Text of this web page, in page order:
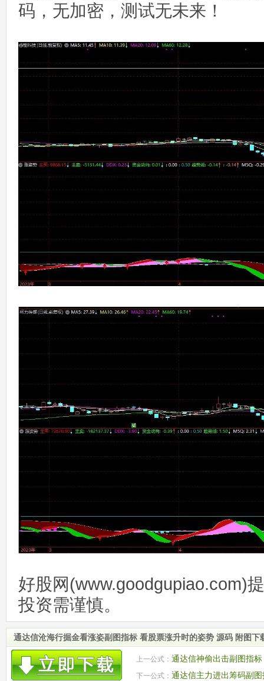
码，无加密，测试无未来！
好股网(www.goodgupiao.com)
投资需谨慎。
通达信沧海行掘金看涨姿副图指标 看股票涨升时的姿势 源码 附图下
上一公式： 通达信神偷出击副图指
下一公式： 通达信主力进出筹码副